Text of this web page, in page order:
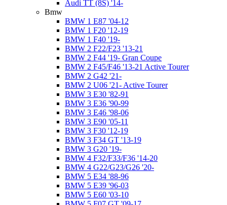
Audi TT (8S) '14-
Bmw
BMW 1 E87 '04-12
BMW 1 F20 '12-19
BMW 1 F40 '19-
BMW 2 F22/F23 '13-21
BMW 2 F44 '19- Gran Coupe
BMW 2 F45/F46 '13-21 Active Tourer
BMW 2 G42 '21-
BMW 2 U06 '21- Active Tourer
BMW 3 E30 '82-91
BMW 3 E36 '90-99
BMW 3 E46 '98-06
BMW 3 E90 '05-11
BMW 3 F30 '12-19
BMW 3 F34 GT '13-19
BMW 3 G20 '19-
BMW 4 F32/F33/F36 '14-20
BMW 4 G22/G23/G26 '20-
BMW 5 E34 '88-96
BMW 5 E39 '96-03
BMW 5 E60 '03-10